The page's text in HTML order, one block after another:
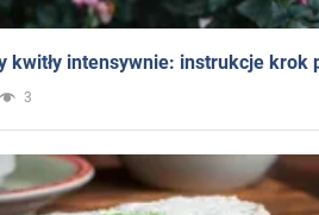
kwitły intensywnie: instrukcje krok
3